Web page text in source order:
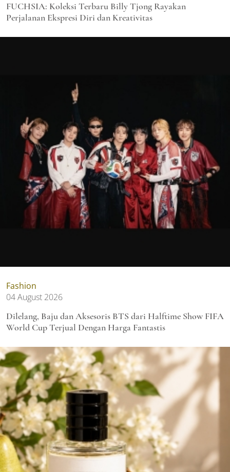
FUCHSIA: Koleksi Terbaru Billy Tjong Rayakan
Perjalanan Ekspresi Diri dan Kreativitas
Fashion
04 August 2026
Dilelang, Baju dan Aksesoris BTS dari Halftime Show FIFA
World Cup Terjual Dengan Harga Fantastis